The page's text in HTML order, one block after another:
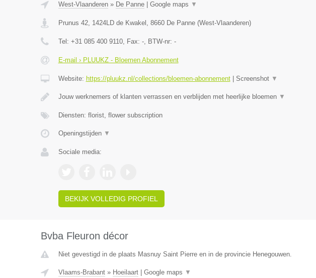
West-Vlaanderen» De Panne| Google maps ▼
Prunus 42, 1424LD de Kwakel , 8660 De Panne(West-Vlaanderen)
Tel: +31 085 400 9110, Fax: -, BTW-nr: -
E-mail › PLUUKZ - Bloemen Abonnement
Website: https://pluukz.nl/collections/bloemen-abonnement| Screenshot ▼
Jouw werknemers of klanten verrassen en verblijden met heerlijke bloemen ▼
Diensten: florist, flower subscription
Openingstijden ▼
Sociale media:
BEKIJK VOLLEDIG PROFIEL
Bvba Fleuron décor
Niet gevestigd in de plaats Masnuy Saint Pierre en in de provincie Henegouwen.
Vlaams-Brabant» Hoeilaart| Google maps ▼